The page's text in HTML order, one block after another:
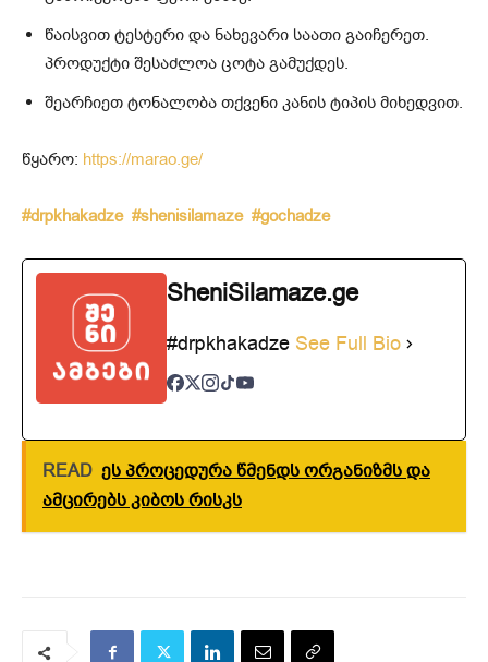
წაისვით ტესტერი და ნახევარი საათი გაიჩერეთ.
პროდუქტი შესაძლოა ცოტა გამუქდეს.
შეარჩიეთ ტონალობა თქვენი კანის ტიპის მიხედვით.
წყარო: https://marao.ge/
#drpkhakadze #shenisilamaze #gochadze
SheniSilamaze.ge
#drpkhakadze See Full Bio
READ ეს პროცედურა წმენდს ორგანიზმს და
ამცირებს კიბოს რისკს